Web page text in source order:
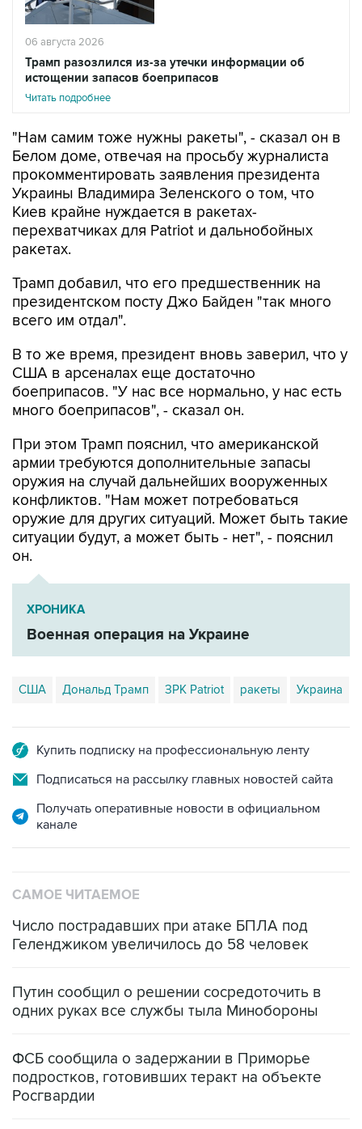
06 августа 2026
Трамп разозлился из-за утечки информации об
истощении запасов боеприпасов
Читать подробнее
"Нам самим тоже нужны ракеты", - сказал он в
Белом доме, отвечая на просьбу журналиста
прокомментировать заявления президента
Украины Владимира Зеленского о том, что
Киев крайне нуждается в ракетах-
перехватчиках для Patriot и дальнобойных
ракетах.
Трамп добавил, что его предшественник на
президентском посту Джо Байден "так много
всего им отдал".
В то же время, президент вновь заверил, что у
США в арсеналах еще достаточно
боеприпасов. "У нас все нормально, у нас есть
много боеприпасов", - сказал он.
При этом Трамп пояснил, что американской
армии требуются дополнительные запасы
оружия на случай дальнейших вооруженных
конфликтов. "Нам может потребоваться
оружие для других ситуаций. Может быть такие
ситуации будут, а может быть - нет", - пояснил
он.
ХРОНИКА
Военная операция на Украине
США Дональд Трамп ЗРК Patriot ракеты Украина
Купить подписку на профессиональную ленту
Подписаться на рассылку главных новостей сайта
Получать оперативные новости в официальном
канале
САМОЕ ЧИТАЕМОЕ
Число пострадавших при атаке БПЛА под
Геленджиком увеличилось до 58 человек
Путин сообщил о решении сосредоточить в
одних руках все службы тыла Минобороны
ФСБ сообщила о задержании в Приморье
подростков, готовивших теракт на объекте
Росгвардии